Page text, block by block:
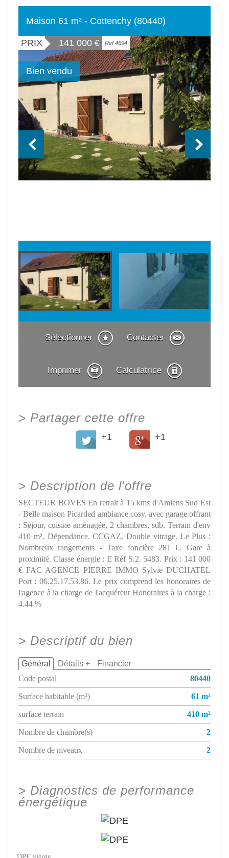
Maison 61 m² - Cottenchy (80440)
PRIX 141 000 € Ref 4694
Bien vendu
Sélectionner Contacter
Imprimer Calculatrice
> Partager cette offre
+1 +1
> Description de l'offre
SECTEUR BOVES En retrait à 15 kms d'Amiens Sud Est
- Belle maison Picarded ambiance cosy, avec garage offrant
: Séjour, cuisine aménagée, 2 chambres, sdb. Terrain d'env
410 m². Dépendance. CCGAZ. Double vitrage. Le Plus :
Nombreux rangements - Taxe foncière 281 €. Gare à
proximité. Classe énergie : E Réf S.2. 5483. Prix : 141 000
€ FAC AGENCE PIERRE IMMO Sylvie DUCHATEL
Port : 06.25.17.53.86. Le prix comprend les honoraires de
l'agence à la charge de l'acquéreur Honoraires à la charge :
4.44 %
> Descriptif du bien
Général Détails + Financier
Code postal
80440
Surface habitable (m²)
61 m²
surface terrain
410 m²
Nombre de chambre(s)
2
Nombre de niveaux
2
> Diagnostics de performance
énergétique